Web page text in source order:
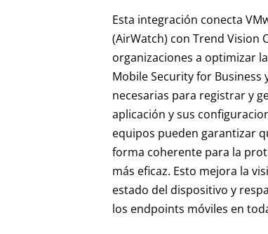
Esta integración conecta
(AirWatch) con Trend Vision
organizaciones a optimizar
Mobile Security for Business
necesarias para registrar y
aplicación y sus
equipos pueden garantizar
forma coherente para la
más eficaz. Esto mejora la
estado del dispositivo y
los endpoints móviles en